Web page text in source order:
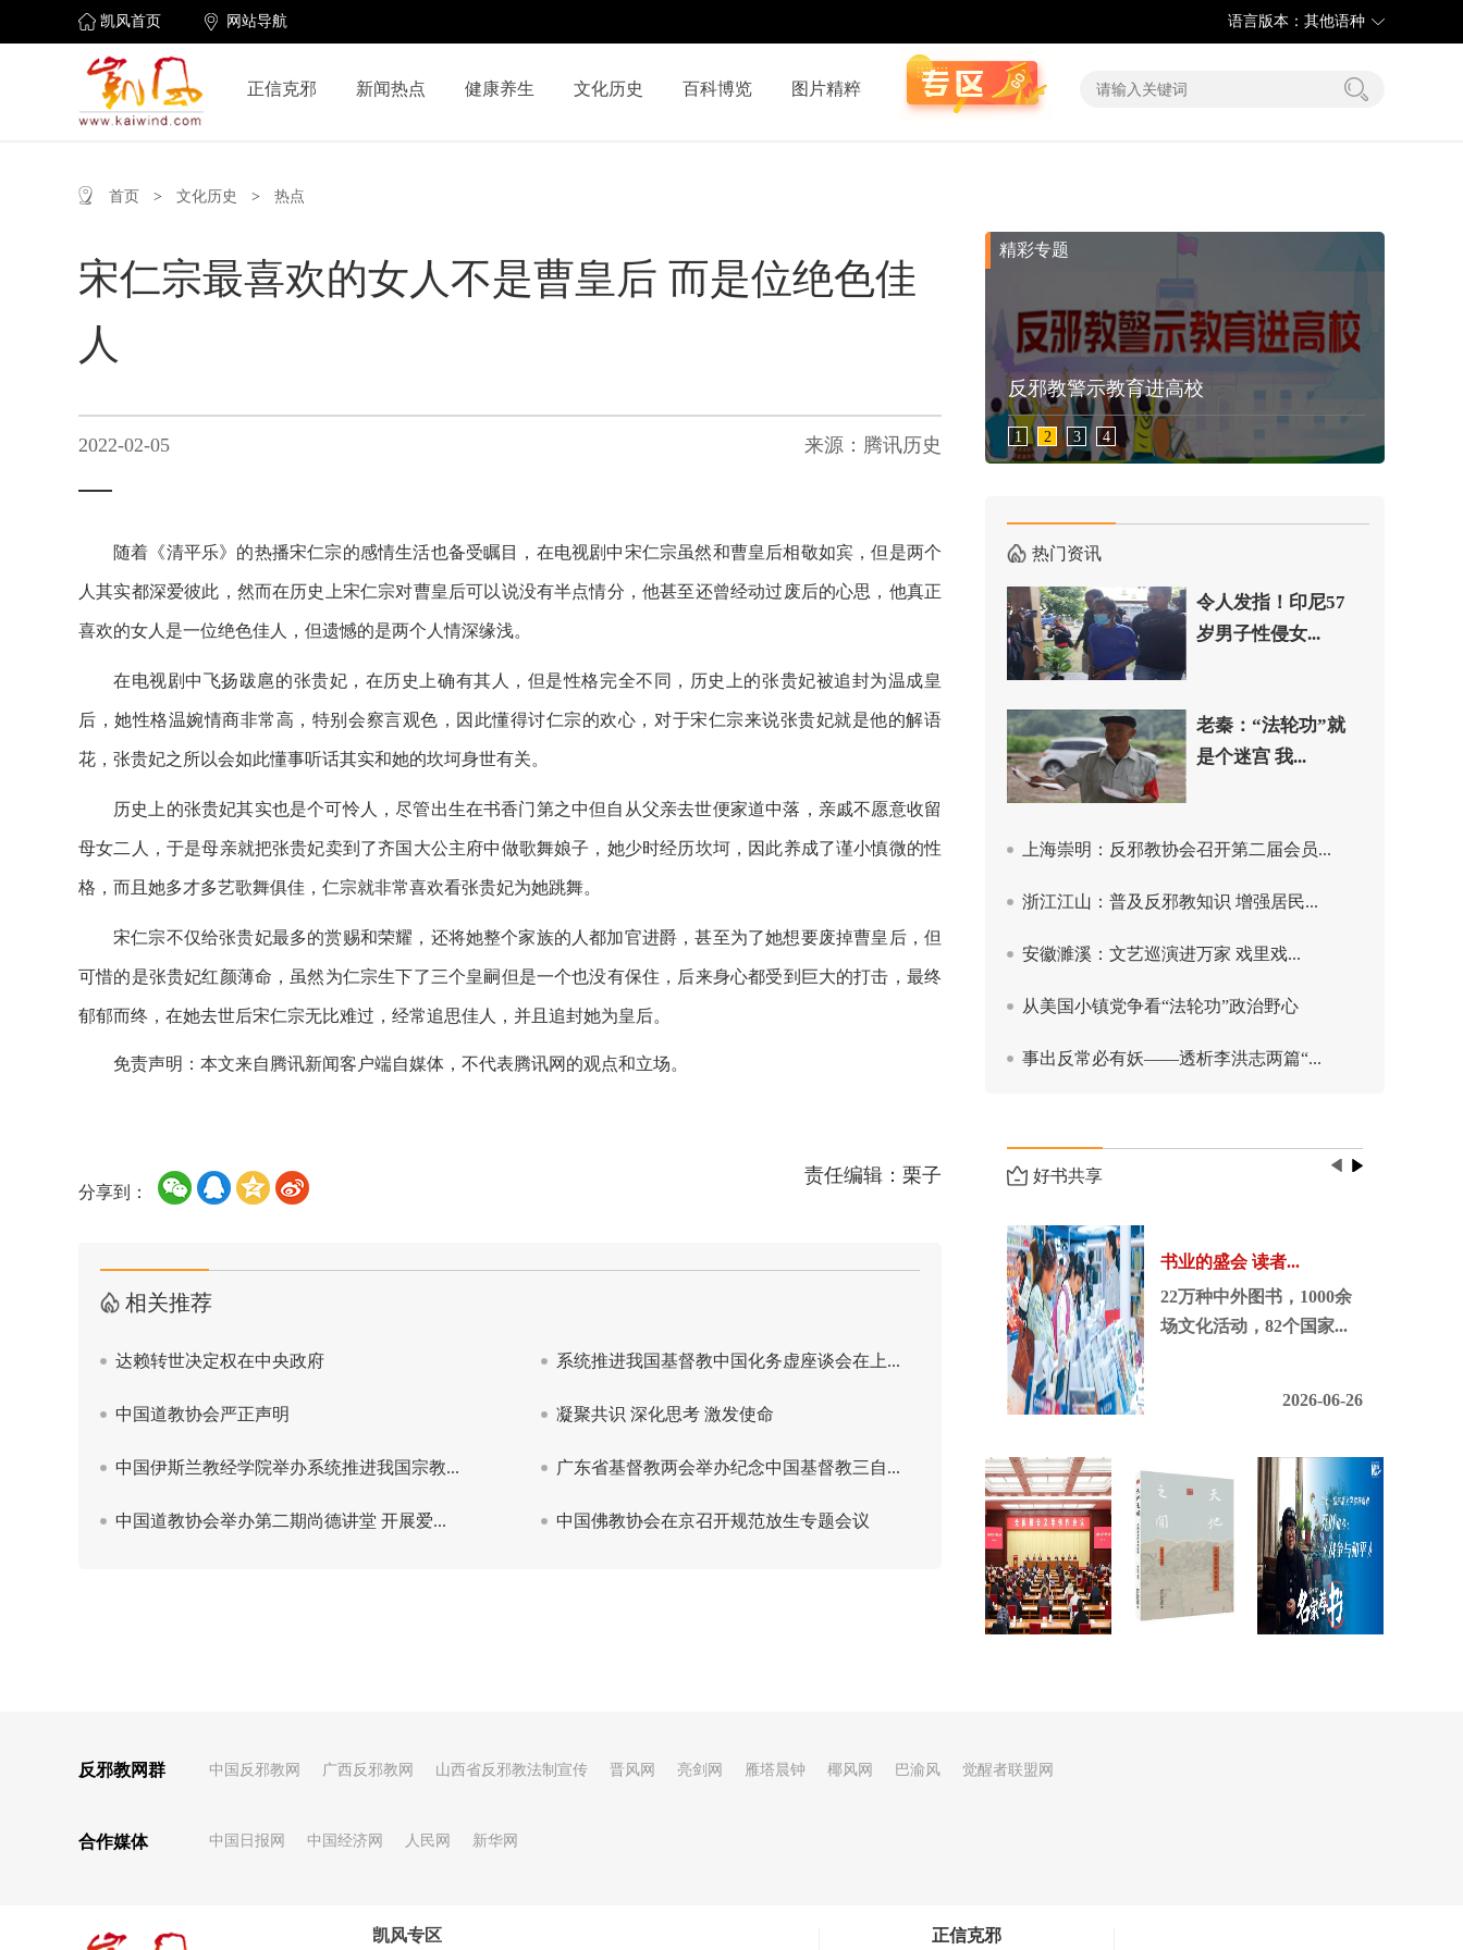
凯风首页 网站导航 语言版本：其他语种
正信克邪 新闻热点 健康养生 文化历史 百科博览 图片精粹
首页 > 文化历史 > 热点
宋仁宗最喜欢的女人不是曹皇后 而是位绝色佳
人
2022-02-05 来源：腾讯历史
随着《清平乐》的热播宋仁宗的感情生活也备受瞩目，在电视剧中宋仁宗虽然和曹皇后相敬如宾，但是两个
人其实都深爱彼此，然而在历史上宋仁宗对曹皇后可以说没有半点情分，他甚至还曾经动过废后的心思，他真正
喜欢的女人是一位绝色佳人，但遗憾的是两个人情深缘浅。
在电视剧中飞扬跋扈的张贵妃，在历史上确有其人，但是性格完全不同，历史上的张贵妃被追封为温成皇
后，她性格温婉情商非常高，特别会察言观色，因此懂得讨仁宗的欢心，对于宋仁宗来说张贵妃就是他的解语
花，张贵妃之所以会如此懂事听话其实和她的坎坷身世有关。
历史上的张贵妃其实也是个可怜人，尽管出生在书香门第之中但自从父亲去世便家道中落，亲戚不愿意收留
母女二人，于是母亲就把张贵妃卖到了齐国大公主府中做歌舞娘子，她少时经历坎坷，因此养成了谨小慎微的性
格，而且她多才多艺歌舞俱佳，仁宗就非常喜欢看张贵妃为她跳舞。
宋仁宗不仅给张贵妃最多的赏赐和荣耀，还将她整个家族的人都加官进爵，甚至为了她想要废掉曹皇后，但
可惜的是张贵妃红颜薄命，虽然为仁宗生下了三个皇嗣但是一个也没有保住，后来身心都受到巨大的打击，最终
郁郁而终，在她去世后宋仁宗无比难过，经常追思佳人，并且追封她为皇后。
免责声明：本文来自腾讯新闻客户端自媒体，不代表腾讯网的观点和立场。
分享到：
责任编辑：栗子
反邪教网群
合作媒体
中国反邪教网 广西反邪教网 山西省反邪教法制宣传 晋风网 亮剑网 雁塔晨钟 椰风网 巴渝风 觉醒者联盟网
中国日报网 中国经济网 人民网 新华网
凯风专区 正信克邪